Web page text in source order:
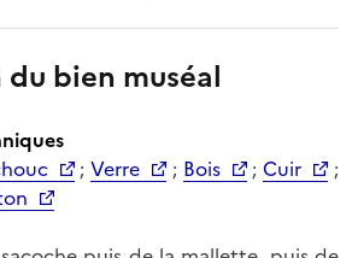
bien muséal
;Verre ; Bois ;Cuir
;